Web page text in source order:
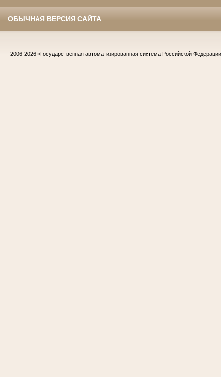
ОБЫЧНАЯ ВЕРСИЯ САЙТА
2006-2026 «Государственная автоматизированная система Российской